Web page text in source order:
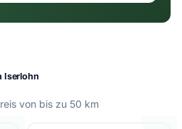
Iserlohn
von bis zu 50 km